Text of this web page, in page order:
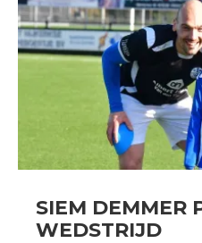
SIEM DEMMER
WEDSTRIJD